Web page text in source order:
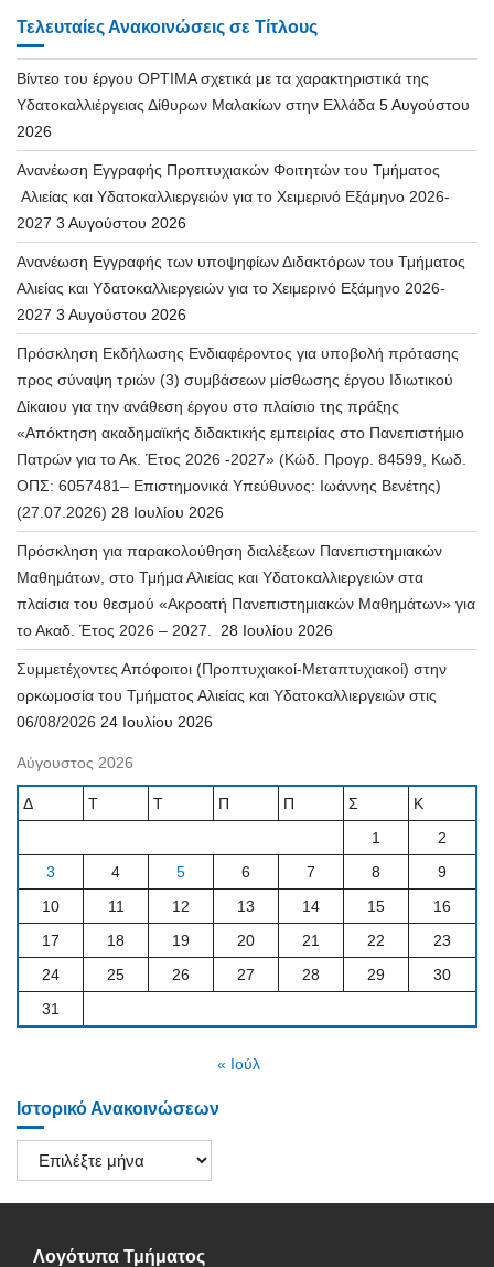
Τελευταίες Ανακοινώσεις σε Τίτλους
Βίντεο του έργου OPTIMA σχετικά με τα χαρακτηριστικά της
Υδατοκαλλιέργειας Δίθυρων Μαλακίων στην Ελλάδα 5 Αυγούστου
2026
Ανανέωση Εγγραφής Προπτυχιακών Φοιτητών του Τμήματος
Αλιείας και Υδατοκαλλιεργειών για το Χειμερινό Εξάμηνο 2026-
2027 3 Αυγούστου 2026
Ανανέωση Εγγραφής των υποψηφίων Διδακτόρων του Τμήματος
Αλιείας και Υδατοκαλλιεργειών για το Χειμερινό Εξάμηνο 2026-
2027 3 Αυγούστου 2026
Πρόσκληση Εκδήλωσης Ενδιαφέροντος για υποβολή πρότασης
προς σύναψη τριών (3) συμβάσεων μίσθωσης έργου Ιδιωτικού
Δίκαιου για την ανάθεση έργου στο πλαίσιο της πράξης
«Απόκτηση ακαδημαϊκής διδακτικής εμπειρίας στο Πανεπιστήμιο
Πατρών για το Ακ. Έτος 2026 -2027» (Κώδ. Προγρ. 84599, Κωδ.
ΟΠΣ: 6057481– Επιστημονικά Υπεύθυνος: Ιωάννης Βενέτης)
(27.07.2026) 28 Ιουλίου 2026
Πρόσκληση για παρακολούθηση διαλέξεων Πανεπιστημιακών
Μαθημάτων, στο Τμήμα Αλιείας και Υδατοκαλλιεργειών στα
πλαίσια του θεσμού «Ακροατή Πανεπιστημιακών Μαθημάτων» για
το Ακαδ. Έτος 2026 – 2027.
28 Ιουλίου 2026
Συμμετέχοντες Απόφοιτοι (Προπτυχιακοί-Μεταπτυχιακοί) στην
ορκωμοσία του Τμήματος Αλιείας και Υδατοκαλλιεργειών στις
06/08/2026 24 Ιουλίου 2026
Αύγουστος 2026
Δ Τ Τ Π Π Σ
Κ
1
2
3
4 5 6 7 8
9
10
11 12 13 14 15
16
17
18 19 20 21 22
23
24
25 26 27 28 29
30
31
« Ιούλ
Ιστορικό Ανακοινώσεων
Ιστορικό
Ανακοινώσεων
Λογότυπα Τμήματος